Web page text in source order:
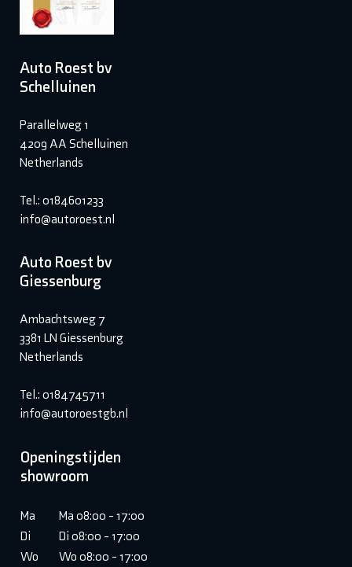
Auto Roest bv
Schelluinen
Parallelweg 1
4209 AA Schelluinen
Netherlands
Tel.: 0184601233
info@autoroest.nl
Auto Roest bv
Giessenburg
Ambachtsweg 7
3381 LN Giessenburg
Netherlands
Tel.: 0184745711
info@autoroestgb.nl
Openingstijden
showroom
Ma
Ma 08:00 - 17:00
Di
Di 08:00 - 17:00
Wo
Wo 08:00 - 17:00